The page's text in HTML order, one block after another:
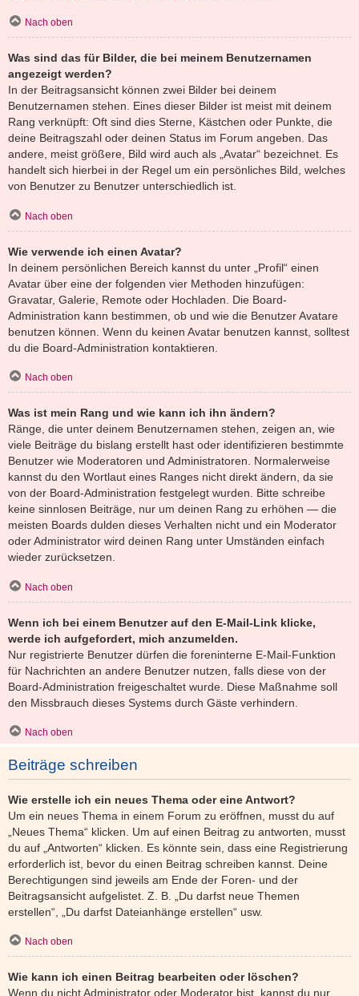
Nach oben
Was sind das für Bilder, die bei meinem Benutzernamen
angezeigt werden?
In der Beitragsansicht können zwei Bilder bei deinem
Benutzernamen stehen. Eines dieser Bilder ist meist mit deinem
Rang verknüpft: Oft sind dies Sterne, Kästchen oder Punkte, die
deine Beitragszahl oder deinen Status im Forum angeben. Das
andere, meist größere, Bild wird auch als „Avatar“ bezeichnet. Es
handelt sich hierbei in der Regel um ein persönliches Bild, welches
von Benutzer zu Benutzer unterschiedlich ist.
Nach oben
Wie verwende ich einen Avatar?
In deinem persönlichen Bereich kannst du unter „Profil“ einen
Avatar über eine der folgenden vier Methoden hinzufügen:
Gravatar, Galerie, Remote oder Hochladen. Die Board-
Administration kann bestimmen, ob und wie die Benutzer Avatare
benutzen können. Wenn du keinen Avatar benutzen kannst, solltest
du die Board-Administration kontaktieren.
Nach oben
Was ist mein Rang und wie kann ich ihn ändern?
Ränge, die unter deinem Benutzernamen stehen, zeigen an, wie
viele Beiträge du bislang erstellt hast oder identifizieren bestimmte
Benutzer wie Moderatoren und Administratoren. Normalerweise
kannst du den Wortlaut eines Ranges nicht direkt ändern, da sie
von der Board-Administration festgelegt wurden. Bitte schreibe
keine sinnlosen Beiträge, nur um deinen Rang zu erhöhen — die
meisten Boards dulden dieses Verhalten nicht und ein Moderator
oder Administrator wird deinen Rang unter Umständen einfach
wieder zurücksetzen.
Nach oben
Wenn ich bei einem Benutzer auf den E-Mail-Link klicke,
werde ich aufgefordert, mich anzumelden.
Nur registrierte Benutzer dürfen die foreninterne E-Mail-Funktion
für Nachrichten an andere Benutzer nutzen, falls diese von der
Board-Administration freigeschaltet wurde. Diese Maßnahme soll
den Missbrauch dieses Systems durch Gäste verhindern.
Nach oben
Beiträge schreiben
Wie erstelle ich ein neues Thema oder eine Antwort?
Um ein neues Thema in einem Forum zu eröffnen, musst du auf
„Neues Thema“ klicken. Um auf einen Beitrag zu antworten, musst
du auf „Antworten“ klicken. Es könnte sein, dass eine Registrierung
erforderlich ist, bevor du einen Beitrag schreiben kannst. Deine
Berechtigungen sind jeweils am Ende der Foren- und der
Beitragsansicht aufgelistet. Z. B. „Du darfst neue Themen
erstellen“, „Du darfst Dateianhänge erstellen“ usw.
Nach oben
Wie kann ich einen Beitrag bearbeiten oder löschen?
Wenn du nicht Administrator oder Moderator bist, kannst du nur